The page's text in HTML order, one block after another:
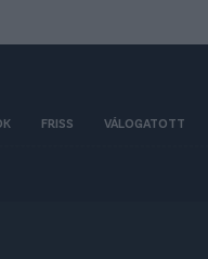
FRISS VÁLOGATOTT